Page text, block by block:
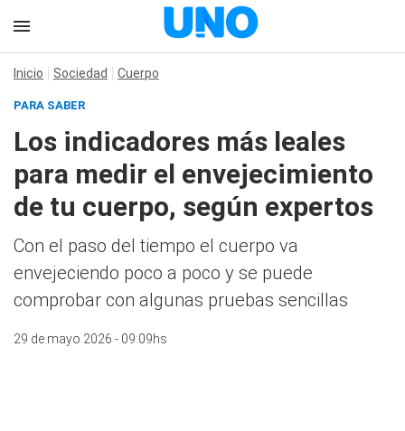
Inicio Sociedad Cuerpo
PARA SABER
Los indicadores más leales
para medir el envejecimiento
de tu cuerpo, según expertos
Con el paso del tiempo el cuerpo va
envejeciendo poco a poco y se puede
comprobar con algunas pruebas sencillas
29 de mayo 2026 - 09:09hs